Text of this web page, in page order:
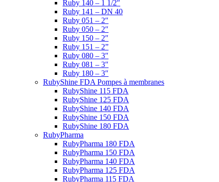
Ruby 140 – 1 1/2″
Ruby 141 – DN 40
Ruby 051 – 2″
Ruby 050 – 2″
Ruby 150 – 2″
Ruby 151 – 2”
Ruby 080 – 3″
Ruby 081 – 3″
Ruby 180 – 3″
RubyShine FDA Pompes à membranes
RubyShine 115 FDA
RubyShine 125 FDA
RubyShine 140 FDA
RubyShine 150 FDA
RubyShine 180 FDA
RubyPharma
RubyPharma 180 FDA
RubyPharma 150 FDA
RubyPharma 140 FDA
RubyPharma 125 FDA
RubyPharma 115 FDA